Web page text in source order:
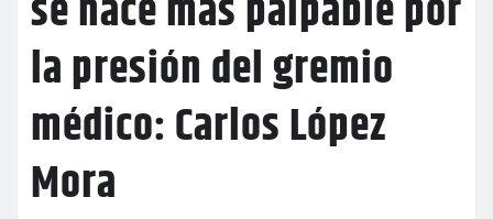
la presión del gremio
médico: Carlos López
Mora